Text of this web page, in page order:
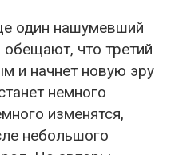
один нашумевший
обещают, что третий
и начнет новую эру
немного
изменятся,
небольшого